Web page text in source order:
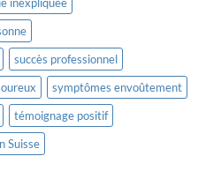
inexpliquée
succès professionnel
symptômes envoûtement
témoignage positif
Suisse